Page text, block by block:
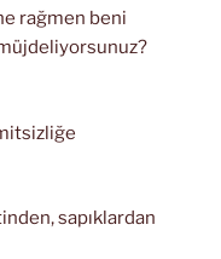
rağmen beni
sapıklardan